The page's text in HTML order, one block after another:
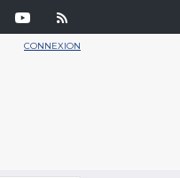
CONNEXION